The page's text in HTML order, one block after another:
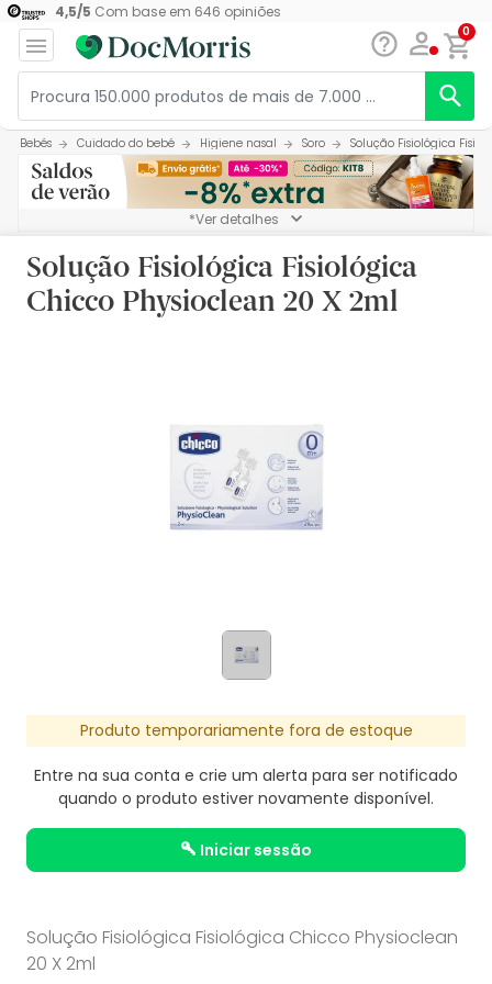
4,5/5 Com base em 646 opiniões
0
Bebés Cuidado do bebé Higiene nasal Soro Solução Fisiológica
*Ver detalhes
Solução Fisiológica Fisiológica
Chicco Physioclean 20 X 2ml
Produto temporariamente fora de estoque
Entre na sua conta e crie um alerta para ser notificado
quando o produto estiver novamente disponível.
iniciar sessão
Solução Fisiológica Fisiológica Chicco Physioclean
20 X 2ml